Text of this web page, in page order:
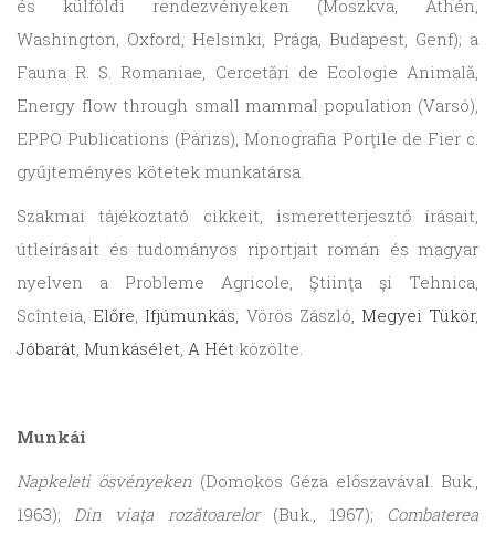
és külföldi rendezvényeken (Moszkva, Athén,
Washington, Oxford, Helsinki, Prága, Budapest, Genf); a
Fauna R. S. Romaniae, Cercetări de Ecologie Animală,
Energy flow through small mammal population (Varsó),
EPPO Publications (Párizs), Monografia Porţile de Fier c.
gyűjteményes kötetek munkatársa.
Szakmai tájékoztató cikkeit, ismeretterjesztő írásait,
útleírásait és tudományos riportjait román és magyar
nyelven a Probleme Agricole, Ştiinţa şi Tehnica,
Scînteia, Előre, Ifjúmunkás, Vörös Zászló, Megyei Tükör,
Jóbarát, Munkásélet, A Hét közölte.
Munkái
Napkeleti ösvényeken(Domokos Géza előszavával. Buk.,
1963);Din viaţa rozătoarelor(Buk., 1967); Combaterea